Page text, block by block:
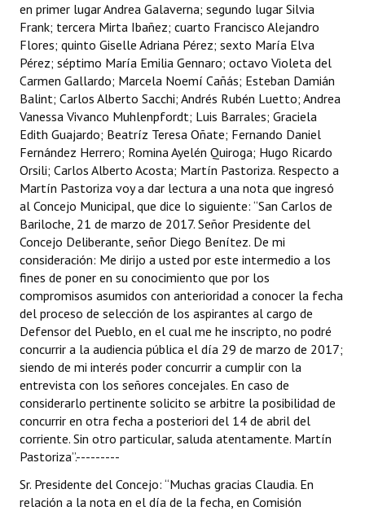
Periodistas Decanos - Registro
Ciudadano Ilustre - Registro
Banca del Vecino - Registro
Huéspedes de Honor - Registro
Antiguos Pobladores - Registro
Reconocimientos - Registro
Bariloche, Municipio intercultural
Entrega de distinciones
REFORMA DE LA CARTA ORGÁNICA
en primer lugar Andrea Galaverna; segundo lugar Silvia
Frank; tercera Mirta Ibañez; cuarto Francisco Alejandro
Flores; quinto Giselle Adriana Pérez; sexto María Elva
Pérez; séptimo María Emilia Gennaro; octavo Violeta del
Carmen Gallardo; Marcela Noemí Cañás; Esteban Damián
Balint; Carlos Alberto Sacchi; Andrés Rubén Luetto; Andrea
Vanessa Vivanco Muhlenpfordt; Luis Barrales; Graciela
Edith Guajardo; Beatríz Teresa Oñate; Fernando Daniel
Fernández Herrero; Romina Ayelén Quiroga; Hugo Ricardo
Orsili; Carlos Alberto Acosta; Martín Pastoriza. Respecto a
Martín Pastoriza voy a dar lectura a una nota que ingresó
al Concejo Municipal, que dice lo siguiente: “San Carlos de
Bariloche, 21 de marzo de 2017. Señor Presidente del
Concejo Deliberante, señor Diego Benítez. De mi
consideración: Me dirijo a usted por este intermedio a los
fines de poner en su conocimiento que por los
compromisos asumidos con anterioridad a conocer la fecha
del proceso de selección de los aspirantes al cargo de
Defensor del Pueblo, en el cual me he inscripto, no podré
concurrir a la audiencia pública el día 29 de marzo de 2017;
siendo de mi interés poder concurrir a cumplir con la
entrevista con los señores concejales. En caso de
considerarlo pertinente solicito se arbitre la posibilidad de
concurrir en otra fecha a posteriori del 14 de abril del
corriente. Sin otro particular, saluda atentamente. Martín
Pastoriza”.---------
Sr. Presidente del Concejo: “Muchas gracias Claudia. En
relación a la nota en el día de la fecha, en Comisión